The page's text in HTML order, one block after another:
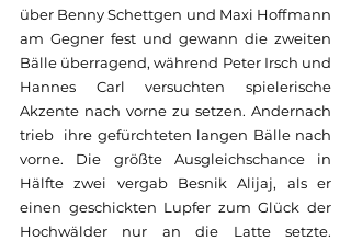
über Benny Schettgen und Maxi Hoffmann
am Gegner fest und gewann die zweiten
Bälle überragend, während Peter Irsch und
Hannes Carl versuchten spielerische
Akzente nach vorne zu setzen. Andernach
trieb  ihre gefürchteten langen Bälle nach
vorne. Die größte Ausgleichschance in
Hälfte zwei vergab Besnik Alijaj, als er
einen geschickten Lupfer zum Glück der
Hochwälder nur an die Latte setzte.